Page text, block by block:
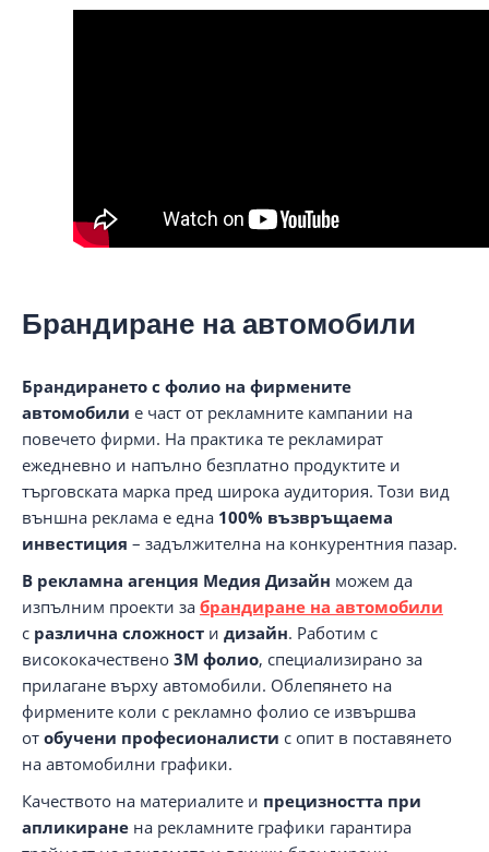
Брандиране на автомобили
Брандирането с фолио на фирмените
автомобили е част от рекламните кампании на
повечето фирми. На практика те рекламират
ежедневно и напълно безплатно продуктите и
търговската марка пред широка аудитория. Този вид
външна реклама е една 100% възвръщаема
инвестиция – задължителна на конкурентния пазар.
В рекламна агенция Медия Дизайн можем да
изпълним проекти за брандиране на автомобили
с различна сложност и дизайн. Работим с
висококачествено 3M фолио, специализирано за
прилагане върху автомобили. Облепянето на
фирмените коли с рекламно фолио се извършва
от обучени професионалисти с опит в поставянето
на автомобилни графики.
Качеството на материалите и прецизността при
апликиране на рекламните графики гарантира